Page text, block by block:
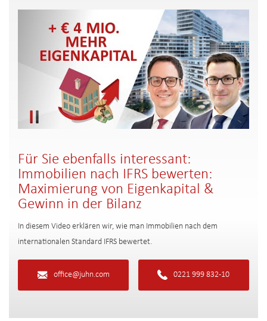
Für Sie ebenfalls interessant:
Immobilien nach IFRS bewerten:
Maximierung von Eigenkapital &
Gewinn in der Bilanz
In diesem Video erklären wir, wie man Immobilien nach dem
internationalen Standard IFRS bewertet.
office@juhn.com 0221 999 832-10